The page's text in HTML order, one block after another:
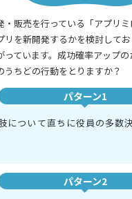
・販売を行っている「アプリ
リを新開発するかを検討して
っています。成功確率アップ
うちどの行動をとりますか？
パターン1
について直ちに役員の多数
パターン2